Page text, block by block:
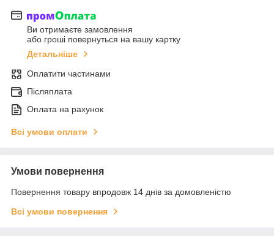
Ви отримаєте замовлення
або гроші повернуться на вашу картку
Детальніше
Оплатити частинами
Післяплата
Оплата на рахунок
Всі умови оплати
Умови повернення
Повернення товару впродовж 14 днів за домовленістю
Всі умови повернення